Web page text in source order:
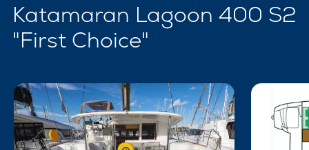
Katamaran Lagoon 400 S2
"First Choice"